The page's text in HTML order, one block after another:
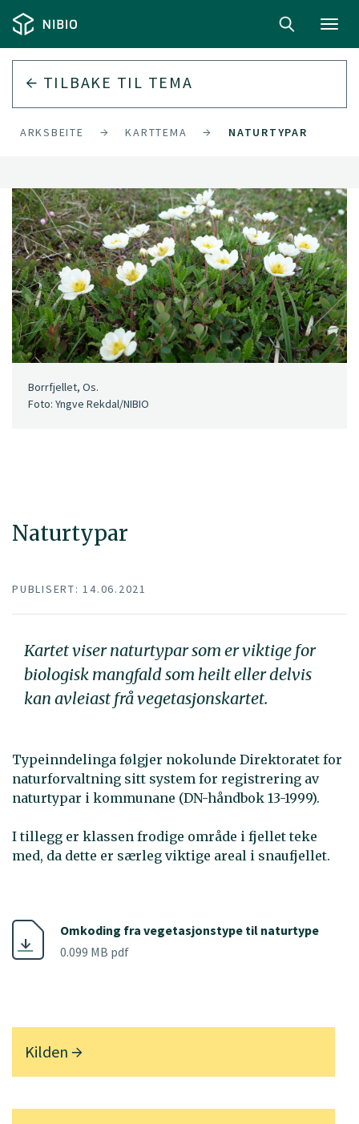
TILBAKE TIL TEMA
KARTTEMA NATURTYPAR
Naturtypar
Borrfjellet, Os.
Foto: Yngve Rekdal/NIBIO
PUBLISERT: 14.06.2021
Kartet viser naturtypar som er viktige for
biologisk mangfald som heilt eller delvis
kan avleiast frå vegetasjonskartet.
Typeinndelinga følgjer nokolunde Direktoratet for
naturforvaltning sitt system for registrering av
naturtypar i kommunane (DN-håndbok 13-1999).
I tillegg er klassen frodige område i fjellet teke
med, da dette er særleg viktige areal i snaufjellet.
Omkoding fra vegetasjonstype til naturtype
0.099 MB pdf
Kilden